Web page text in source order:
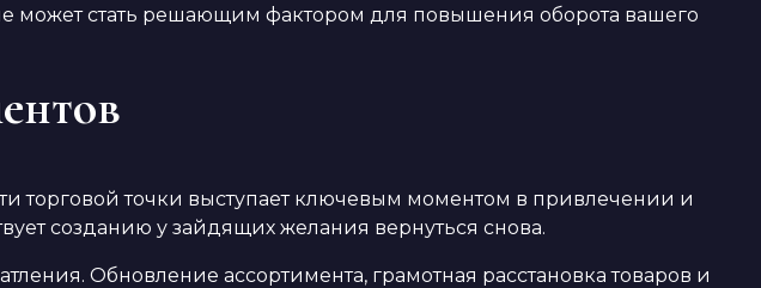
может стать решающим фактором для повышения оборота вашего
торговой точки выступает ключевым моментом в привлечении и
созданию у зайдящих желания вернуться снова.
Обновление ассортимента, грамотная расстановка товаров и